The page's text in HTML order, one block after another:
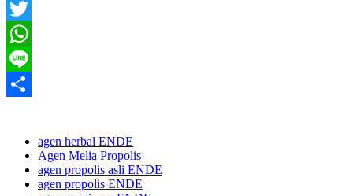
Facebook
Twitter
WhatsApp
Line
agen herbal ENDE
Agen Melia Propolis
agen propolis asli ENDE
agen propolis ENDE